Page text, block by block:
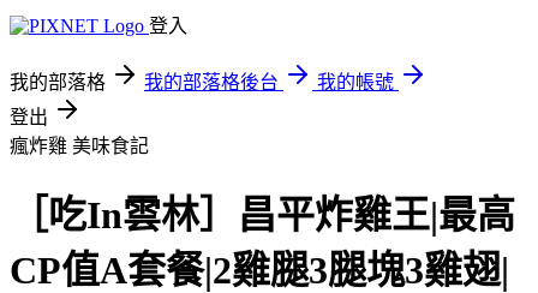
登入
我的部落格 我的部落格後台
我的帳號
登出
瘋炸雞 美味食記
［吃In雲林］昌平炸雞王|最高
CP值A套餐|2雞腿3腿塊3雞翅|